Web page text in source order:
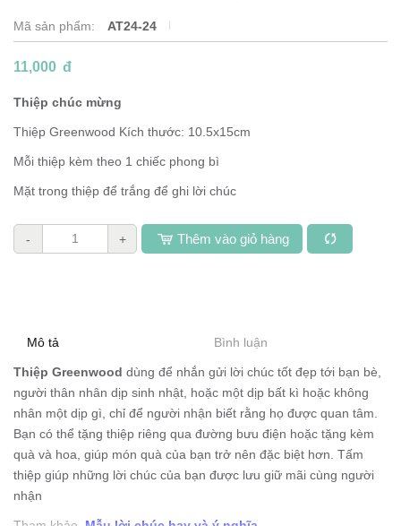
Mã sản phẩm: AT24-24
11,000 đ
Thiệp chúc mừng
Thiệp Greenwood Kích thước: 10.5x15cm
Mỗi thiệp kèm theo 1 chiếc phong bì
Mặt trong thiệp để trắng để ghi lời chúc
- + Thêm vào giỏ hàng
Mô tả Bình luận
Thiệp Greenwood dùng để nhắn gửi lời chúc tốt đẹp tới bạn bè,
người thân nhân dịp sinh nhật, hoặc một dịp bất kì hoặc không
nhân một dịp gì, chỉ để người nhận biết rằng họ được quan tâm.
Bạn có thể tặng thiệp riêng qua đường bưu điện hoặc tặng kèm
quà và hoa, giúp món quà của bạn trở nên đặc biệt hơn. Tấm
thiệp giúp những lời chúc của bạn được lưu giữ mãi cùng người
nhận